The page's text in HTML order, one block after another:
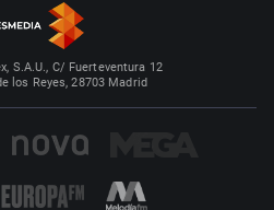
S.A.U., C/ Fuerteventura 12
los Reyes, 28703 Madrid